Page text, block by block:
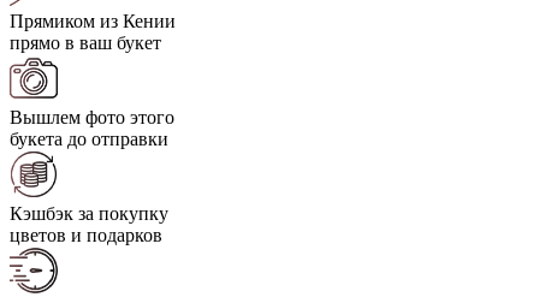
Прямиком из Кении
прямо в ваш букет
Вышлем фото этого
букета до отправки
Кэшбэк за покупку
цветов и подарков